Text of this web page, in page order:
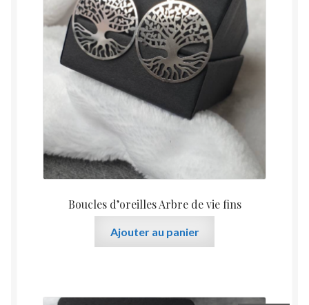
Boucles d’oreilles Arbre de vie fins
Ajouter au panier